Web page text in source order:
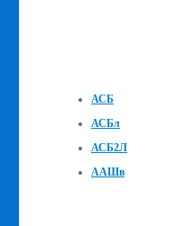
АСБ
АСБл
АСБ2Л
ААШв